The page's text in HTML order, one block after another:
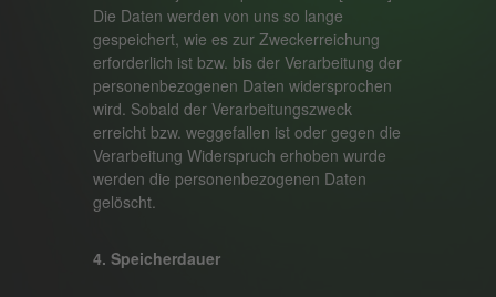
Die Daten werden von uns so lange
gespeichert, wie es zur Zweckerreichung
erforderlich ist bzw. bis der Verarbeitung der
personenbezogenen Daten widersprochen
wird. Sobald der Verarbeitungszweck
erreicht bzw. weggefallen ist oder gegen die
Verarbeitung Widerspruch erhoben wurde
werden die personenbezogenen Daten
gelöscht.
4. Speicherdauer